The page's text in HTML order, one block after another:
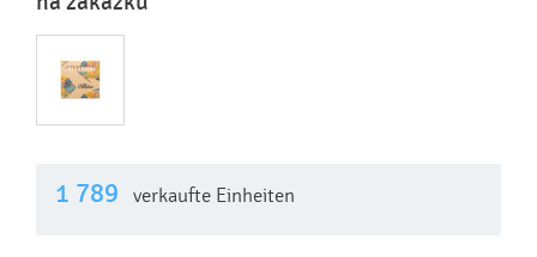
1 789 verkaufte Einheiten